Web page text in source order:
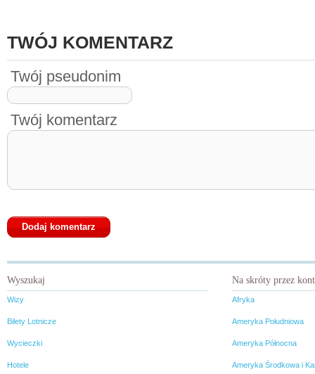
TWÓJ KOMENTARZ
Twój pseudonim
Twój komentarz
Wyszukaj
Wizy
Bilety Lotnicze
Wycieczki
Hotele
Na skróty przez
Afryka
Ameryka Południowa
Ameryka Północna
Ameryka Środkowa i